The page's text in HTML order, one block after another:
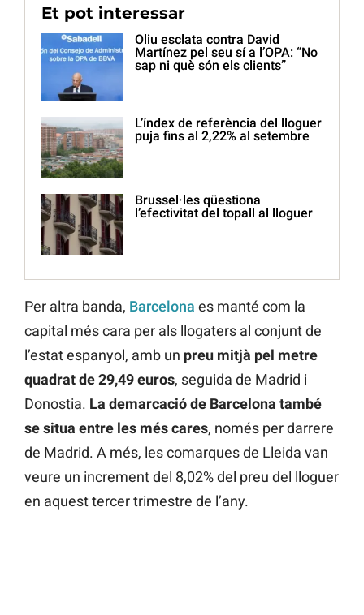
Et pot interessar
Oliu esclata contra David
Martínez pel seu sí a l’OPA: “No
sap ni què són els clients”
L’índex de referència del lloguer
puja fins al 2,22% al setembre
Brussel·les qüestiona
l’efectivitat del topall al lloguer
Per altra banda, Barcelona es manté com la
capital més cara per als llogaters al conjunt de
l’estat espanyol, amb un preu mitjà pel metre
quadrat de 29,49 euros, seguida de Madrid i
Donostia. La demarcació de Barcelona també
se situa entre les més cares, només per darrere
de Madrid. A més, les comarques de Lleida van
veure un increment del 8,02% del preu del lloguer
en aquest tercer trimestre de l’any.